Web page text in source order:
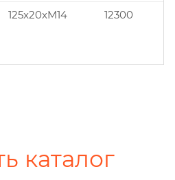
125x20xM14
12300
каталог